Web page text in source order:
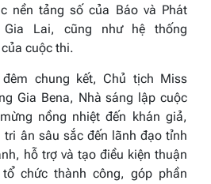
nền tảng số của Báo và Phát
Gia Lai, cũng như hệ thống
cuộc thi.
chung kết, Chủ tịch Miss
Gia Bena, Nhà sáng lập cuộc
nồng nhiệt đến khán giả,
ân sâu sắc đến lãnh đạo tỉnh
hỗ trợ và tạo điều kiện thuận
chức thành công, góp phần